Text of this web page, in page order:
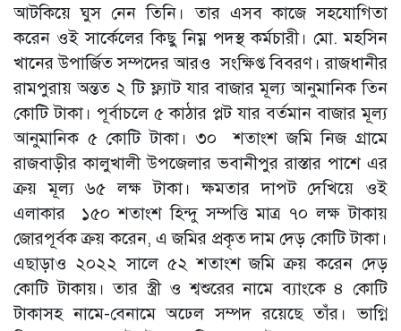
আটকিয়ে ঘুস নেন তিনি। তার এসব কাজে সহযোগিতা
করেন ওই সার্কেলের কিছু নিম্ন পদস্থ কর্মচারী। মো. মহসিন
খানের উপার্জিত সম্পদের আরও সংক্ষিপ্ত বিবরণ। রাজধানীর
রামপুরায় অন্তত ২ টি ফ্ল্যাট যার বাজার মূল্য আনুমানিক তিন
কোটি টাকা। পূর্বাচলে ৫ কাঠার প্লট যার বর্তমান বাজার মূল্য
আনুমানিক ৫ কোটি টাকা। ৩০ শতাংশ জমি নিজ গ্রামে
রাজবাড়ীর কালুখালী উপজেলার ভবানীপুর রাস্তার পাশে এর
ক্রয় মূল্য ৬৫ লক্ষ টাকা। ক্ষমতার দাপট দেখিয়ে ওই
এলাকার ১৫০ শতাংশ হিন্দু সম্পত্তি মাত্র ৭০ লক্ষ টাকায়
জোরপূর্বক ক্রয় করেন, এ জমির প্রকৃত দাম দেড় কোটি টাকা।
এছাড়াও ২০২২ সালে ৫২ শতাংশ জমি ক্রয় করেন দেড়
কোটি টাকায়। তার স্ত্রী ও শ্বশুরের নামে ব্যাংকে ৪ কোটি
টাকাসহ নামে-বেনামে অঢেল সম্পদ রয়েছে তাঁর। ভাগ্নি